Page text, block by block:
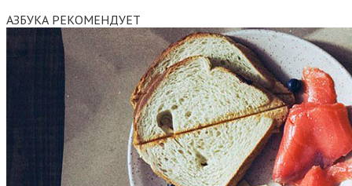
АЗБУКА РЕКОМЕНДУЕТ